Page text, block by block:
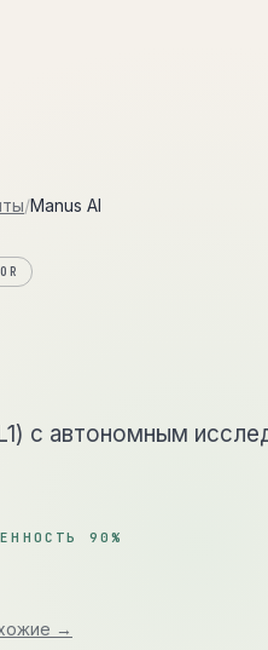
/Manus AI
с автономным
90%
→